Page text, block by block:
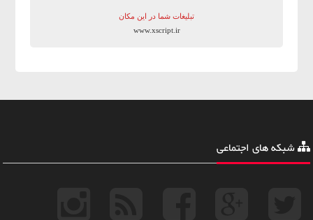
تبلیغات شما در این مکان
www.xscript.ir
شبکه های اجتماعی